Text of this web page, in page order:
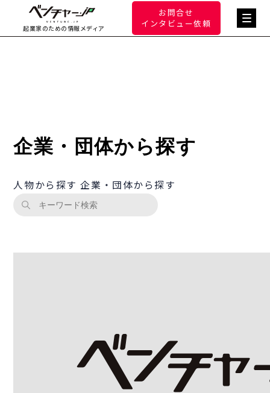
起業家のための情報メディア
お問合せ
インタビュー依頼
企業・団体から探す
人物から探す 企業・団体から探す